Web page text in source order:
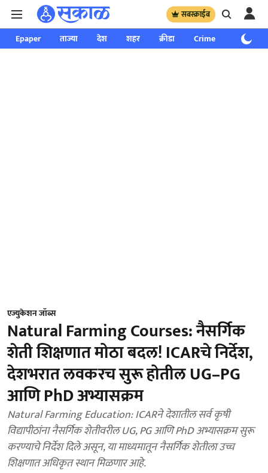
सबस्क्राईब
Epaper ताज्या देश शहर क्रीडा Crime साप्ताहिक
एज्युकेशन जॉब्स
Natural Farming Courses: नैसर्गिक
शेती शिक्षणात मोठा बदल! ICARचे निर्देश,
देशभरात लवकरच सुरू होतील UG–PG
आणि PhD अभ्यासक्रम
Natural Farming Education: ICARने देशातील सर्व कृषी
विद्यापीठांना नैसर्गिक शेतीवरील UG, PG आणि PhD अभ्यासक्रम सुरू
करण्याचे निर्देश दिले असून, या माध्यमातून नैसर्गिक शेतीला उच्च
शिक्षणात अधिकृत स्थान मिळणार आहे.